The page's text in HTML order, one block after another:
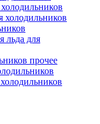
холодильников
льда для
прочее